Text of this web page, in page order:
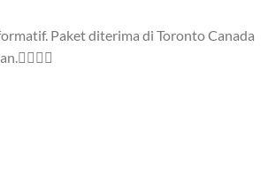
Paket diterima di Toronto Canada